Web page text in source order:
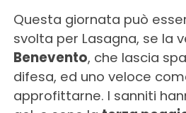
Questa giornata può
svolta per Lasagna, se la
Benevento, che lascia
difesa, ed uno veloce
approfittarne. I sanniti